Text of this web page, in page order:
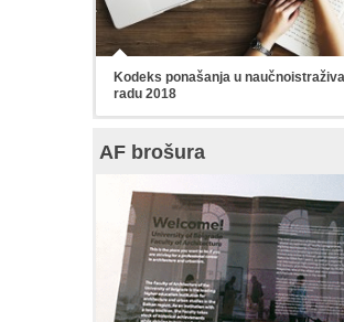
Kodeks ponašanja u
radu 2018
AF brošura